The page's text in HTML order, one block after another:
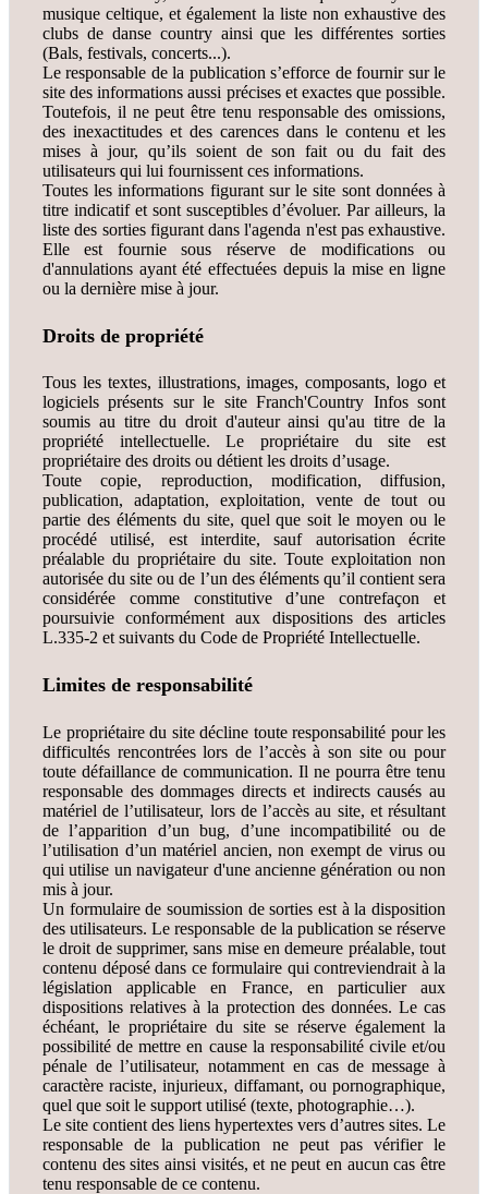
musique celtique, et également la liste non exhaustive des
clubs de danse country ainsi que les différentes sorties
(Bals, festivals, concerts...).
Le responsable de la publication s’efforce de fournir sur le
site des informations aussi précises et exactes que possible.
Toutefois, il ne peut être tenu responsable des omissions,
des inexactitudes et des carences dans le contenu et les
mises à jour, qu’ils soient de son fait ou du fait des
utilisateurs qui lui fournissent ces informations.
Toutes les informations figurant sur le site sont données à
titre indicatif et sont susceptibles d’évoluer. Par ailleurs, la
liste des sorties figurant dans l'agenda n'est pas exhaustive.
Elle est fournie sous réserve de modifications ou
d'annulations ayant été effectuées depuis la mise en ligne
ou la dernière mise à jour.
Droits de propriété
Tous les textes, illustrations, images, composants, logo et
logiciels présents sur le site Franch'Country Infos sont
soumis au titre du droit d'auteur ainsi qu'au titre de la
propriété intellectuelle. Le propriétaire du site est
propriétaire des droits ou détient les droits d’usage.
Toute copie, reproduction, modification, diffusion,
publication, adaptation, exploitation, vente de tout ou
partie des éléments du site, quel que soit le moyen ou le
procédé utilisé, est interdite, sauf autorisation écrite
préalable du propriétaire du site. Toute exploitation non
autorisée du site ou de l’un des éléments qu’il contient sera
considérée comme constitutive d’une contrefaçon et
poursuivie conformément aux dispositions des articles
L.335-2 et suivants du Code de Propriété Intellectuelle.
Limites de responsabilité
Le propriétaire du site décline toute responsabilité pour les
difficultés rencontrées lors de l’accès à son site ou pour
toute défaillance de communication. Il ne pourra être tenu
responsable des dommages directs et indirects causés au
matériel de l’utilisateur, lors de l’accès au site, et résultant
de l’apparition d’un bug, d’une incompatibilité ou de
l’utilisation d’un matériel ancien, non exempt de virus ou
qui utilise un navigateur d'une ancienne génération ou non
mis à jour.
Un formulaire de soumission de sorties est à la disposition
des utilisateurs. Le responsable de la publication se réserve
le droit de supprimer, sans mise en demeure préalable, tout
contenu déposé dans ce formulaire qui contreviendrait à la
législation applicable en France, en particulier aux
dispositions relatives à la protection des données. Le cas
échéant, le propriétaire du site se réserve également la
possibilité de mettre en cause la responsabilité civile et/ou
pénale de l’utilisateur, notamment en cas de message à
caractère raciste, injurieux, diffamant, ou pornographique,
quel que soit le support utilisé (texte, photographie…).
Le site contient des liens hypertextes vers d’autres sites. Le
responsable de la publication ne peut pas vérifier le
contenu des sites ainsi visités, et ne peut en aucun cas être
tenu responsable de ce contenu.